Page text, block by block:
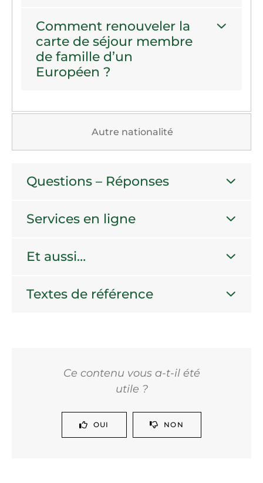
Comment renouveler la
carte de séjour membre
de famille d’un
Européen ?
Autre nationalité
Questions – Réponses
Services en ligne
Et aussi…
Textes de référence
Ce contenu vous a-t-il été
utile ?
OUI NON